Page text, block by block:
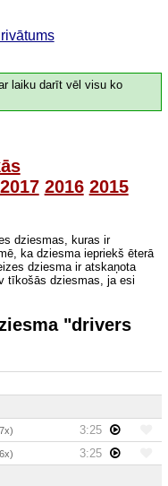
laiku darīt vēl visu ko
2017 2016 2015
dziesmas, kuras ir
ka dziesma iepriekš ēterā
dziesma ir atskaņota
tīkošās dziesmas, ja esi
"drivers
3:25
3:25